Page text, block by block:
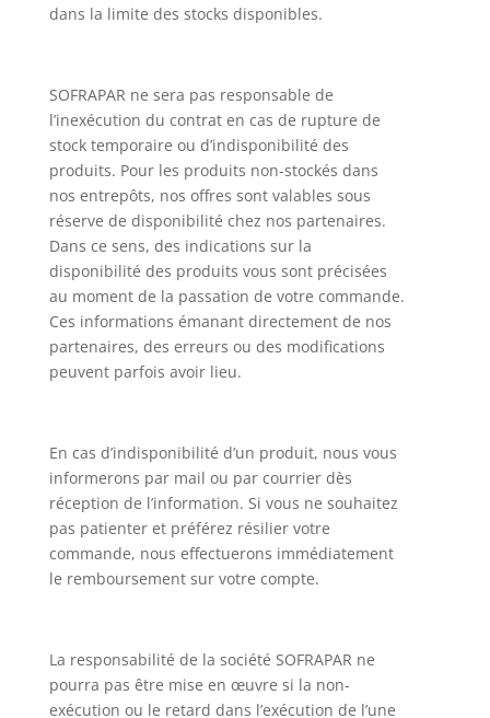
dans la limite des stocks disponibles.
SOFRAPAR ne sera pas responsable de
l’inexécution du contrat en cas de rupture de
stock temporaire ou d’indisponibilité des
produits. Pour les produits non-stockés dans
nos entrepôts, nos offres sont valables sous
réserve de disponibilité chez nos partenaires.
Dans ce sens, des indications sur la
disponibilité des produits vous sont précisées
au moment de la passation de votre commande.
Ces informations émanant directement de nos
partenaires, des erreurs ou des modifications
peuvent parfois avoir lieu.
En cas d’indisponibilité d’un produit, nous vous
informerons par mail ou par courrier dès
réception de l’information. Si vous ne souhaitez
pas patienter et préférez résilier votre
commande, nous effectuerons immédiatement
le remboursement sur votre compte.
La responsabilité de la société SOFRAPAR ne
pourra pas être mise en œuvre si la non-
exécution ou le retard dans l’exécution de l’une